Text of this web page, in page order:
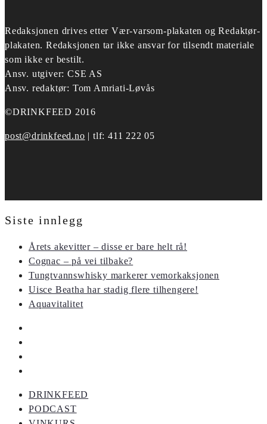
Redaksjonen drives etter Vær-varsom-plakaten og Redaktør-
plakaten. Redaksjonen tar ikke ansvar for tilsendt materiale
som ikke er bestilt.
Ansv. utgiver: CSE AS
Ansv. redaktør: Tom Amriati-Løvås
©DRINKFEED 2016
post@drinkfeed.no | tlf: 411 222 05
Siste innlegg
Årets akevitter – disse er bare helt rå!
Cognac – på vei tilbake?
Tungtvannswhisky markerer vemorkaksjonen
Uisce Beatha har stadig flere tilhengere!
Aquavitalitet
DRINKFEED
PODCAST